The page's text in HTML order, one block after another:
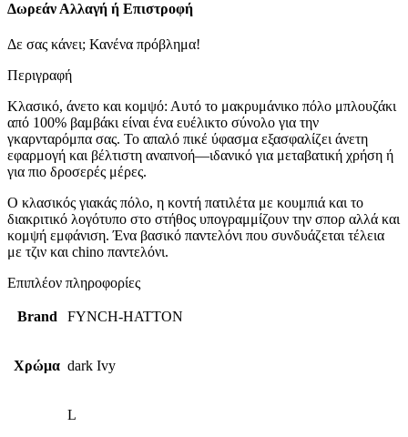
Δωρεάν Αλλαγή ή Επιστροφή
Δε σας κάνει; Κανένα πρόβλημα!
Περιγραφή
Κλασικό, άνετο και κομψό: Αυτό το μακρυμάνικο πόλο μπλουζάκι
από 100% βαμβάκι είναι ένα ευέλικτο σύνολο για την
γκαρνταρόμπα σας. Το απαλό πικέ ύφασμα εξασφαλίζει άνετη
εφαρμογή και βέλτιστη αναπνοή—ιδανικό για μεταβατική χρήση ή
για πιο δροσερές μέρες.
Ο κλασικός γιακάς πόλο, η κοντή πατιλέτα με κουμπιά και το
διακριτικό λογότυπο στο στήθος υπογραμμίζουν την σπορ αλλά και
κομψή εμφάνιση. Ένα βασικό παντελόνι που συνδυάζεται τέλεια
με τζιν και chino παντελόνι.
Επιπλέον πληροφορίες
Brand FYNCH-HATTON
Χρώμα dark Ivy
L